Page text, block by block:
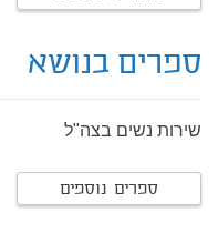
ספרים בנושא
שירות נשים בצה"ל
ספרים נוספים